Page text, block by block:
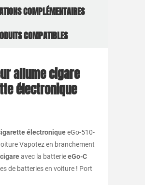
COMPLÉMENTAIRES
COMPATIBLES
allume cigare
électronique
électroniqueeGo-510-
Vapotez en branchement
avec la batterieeGo-C
de batteries en voiture ! Port